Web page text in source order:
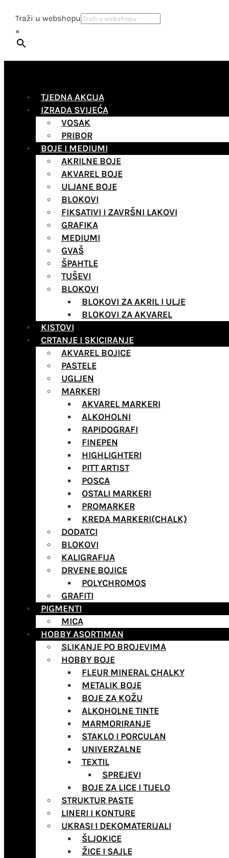
Traži u webshopu
×
TJEDNA AKCIJA
IZRADA SVIJEĆA
VOSAK
PRIBOR
BOJE I MEDIUMI
AKRILNE BOJE
AKVAREL BOJE
ULJANE BOJE
BLOKOVI
FIKSATIVI I ZAVRŠNI LAKOVI
GRAFIKA
MEDIUMI
GVAŠ
ŠPAHTLE
TUŠEVI
BLOKOVI
BLOKOVI ZA AKRIL I ULJE
BLOKOVI ZA AKVAREL
KISTOVI
CRTANJE I SKICIRANJE
AKVAREL BOJICE
PASTELE
UGLJEN
MARKERI
AKVAREL MARKERI
ALKOHOLNI
RAPIDOGRAFI
FINEPEN
HIGHLIGHTERI
PITT ARTIST
POSCA
OSTALI MARKERI
PROMARKER
KREDA MARKERI(CHALK)
DODATCI
BLOKOVI
KALIGRAFIJA
DRVENE BOJICE
POLYCHROMOS
GRAFITI
PIGMENTI
MICA
HOBBY ASORTIMAN
SLIKANJE PO BROJEVIMA
HOBBY BOJE
FLEUR MINERAL CHALKY
METALIK BOJE
BOJE ZA KOŽU
ALKOHOLNE TINTE
MARMORIRANJE
STAKLO I PORCULAN
UNIVERZALNE
TEXTIL
SPREJEVI
BOJE ZA LICE I TIJELO
STRUKTUR PASTE
LINERI I KONTURE
UKRASI I DEKOMATERIJALI
ŠLJOKICE
ŽICE I SAJLE